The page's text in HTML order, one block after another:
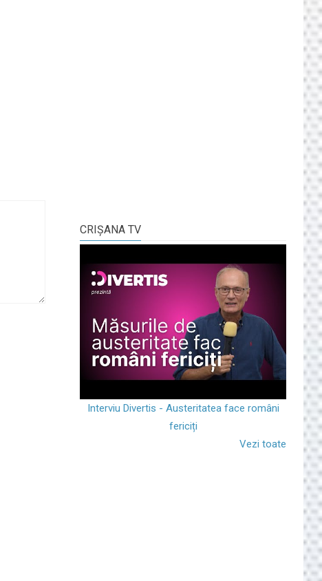
CRIŞANA TV
Interviu Divertis - Austeritatea face români
fericiți
Vezi toate